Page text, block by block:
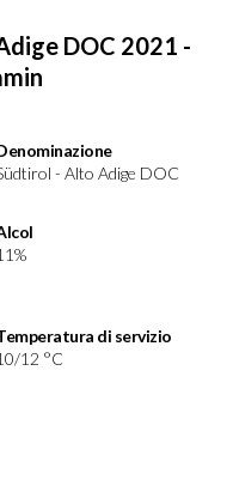
DOC 2021 -
- Alto Adige DOC
di servizio
12 °C